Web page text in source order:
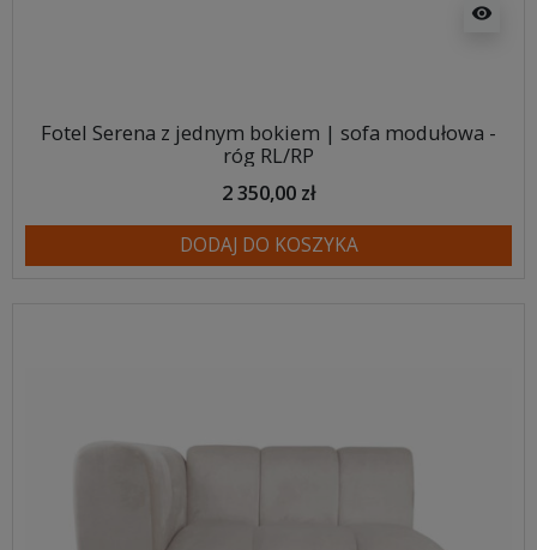
visibility
Fotel Serena z jednym bokiem | sofa modułowa -
róg RL/RP
2 350,00 zł
DODAJ DO KOSZYKA